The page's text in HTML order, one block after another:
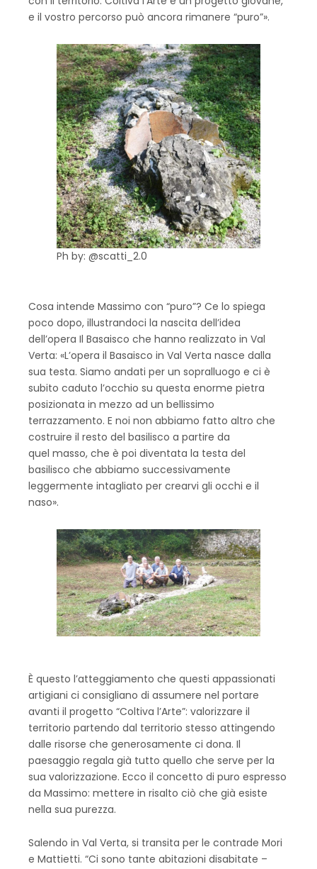
e il vostro percorso può ancora rimanere “puro”».
Ph by: @scatti_2.0
Cosa intende Massimo con “puro”? Ce lo spiega
poco dopo, illustrandoci la nascita dell’idea
dell’opera Il Basaisco che hanno realizzato in Val
Verta: «L’opera il Basaisco in Val Verta nasce dalla
sua testa. Siamo andati per un sopralluogo e ci è
subito caduto l’occhio su questa enorme pietra
posizionata in mezzo ad un bellissimo
terrazzamento. E noi non abbiamo fatto altro che
costruire il resto del basilisco a partire da
quel masso, che è poi diventata la testa del
basilisco che abbiamo successivamente
leggermente intagliato per crearvi gli occhi e il
naso».
È questo l’atteggiamento che questi appassionati
artigiani ci consigliano di assumere nel portare
avanti il progetto “Coltiva l’Arte”: valorizzare il
territorio partendo dal territorio stesso attingendo
dalle risorse che generosamente ci dona. Il
paesaggio regala già tutto quello che serve per la
sua valorizzazione. Ecco il concetto di puro espresso
da Massimo: mettere in risalto ciò che già esiste
nella sua purezza.
Salendo in Val Verta, si transita per le contrade Mori
e Mattietti. “Ci sono tante abitazioni disabitate –